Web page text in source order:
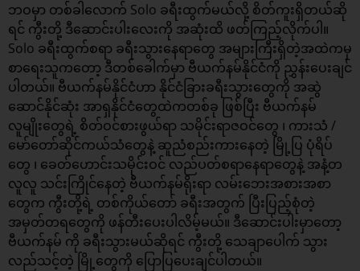
ဘဝမှာ တစ်ခါလောက် Solo ခရီးထွက်မယ်လို့ စိတ်ကူးရှိတယ်ဆို
ရင် ကွီးတို့ ဒီဆောင်းပါးလေးကို အဆုံးထိ ဖတ်ကြည့်လိုက်ပါ။
Solo ခရီးထွက်စရာ ခရီးသွားနေရာတွေ အများကြီးရှိတဲ့အထဲကမှ
စာရေးသူကတော့ ဒီတစ်ခေါက်မှာ ဗီယက်နမ်နိုင်ငံကို ညွှန်းပေးချင်
ပါတယ်။ ဗီယက်နမ်နိုင်ငံဟာ နိုင်ငံခြားခရီးသွားတွေကို အဆွဲ
ဆောင်နိုင်ဆုံး အာရှနိုင်ငံတွေထဲကတစ်ခု ဖြစ်ပြီး ဗီယက်နမ်
လူမျိုးတွေရဲ့ စိတ်ဝင်စားဖွယ်ရာ သမိုင်းရာဇဝင်တွေ ၊ ကားသံ /
မော်တော်ဆိုင်ကယ်သံတွေနဲ့ ဆူညံစည်းကားနေတဲ့ မြို့ပြ ပုံရိပ်
တွေ ၊ ခေတ်ဟောင်းသမိုင်းဝင် လည်ပတ်စရာနေရာတွေနဲ့ အနံ့တ
လူလူ သင်းကြိုင်နေတဲ့ ဗီယက်နမ်ရိုးရာ လမ်းဘေးအစားအစာ
တွေက ကွီးတို့ရဲ့ တစ်ကိုယ်တော် ခရီးအတွက် ပြီးပြည့်စုံတဲ့
အမှတ်တရတွေကို ဖန်တီးပေးပါလိမ့်မယ်။ ဒီဆောင်းပါးမှာတော့
ဗီယက်နမ် ကို ခရီးသွားမယ်ဆိုရင် ကွီးတို့ သေချာပေါက် သွား
လည်သင့်တဲ့ မြို့တွေကို ပြောပြပေးချင်ပါတယ်။